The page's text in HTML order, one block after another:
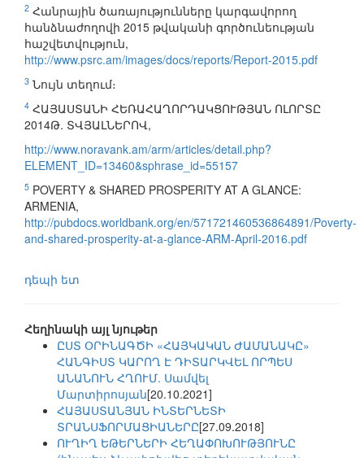
2 Հանրային ծառայությունները կարգավորող
հանձնաժողովի 2015 թվականի գործունեության
հաշվետվություն,
http://www.psrc.am/images/docs/reports/Report-2015.pdf
3 Նույն տեղում։
4 ՀԱՅԱՍՏԱՆԻ ՀԵՌԱՀԱՂՈՐԴԱԿՑՈՒԹՅԱՆ ՈԼՈՐՏԸ
2014Թ. ՏՎՅԱԼՆԵՐՈՎ,
http://www.noravank.am/arm/articles/detail.php?
ELEMENT_ID=13460&sphrase_id=55157
5 POVERTY & SHARED PROSPERITY AT A GLANCE:
ARMENIA,
http://pubdocs.worldbank.org/en/571721460536864891/Poverty-
and-shared-prosperity-at-a-glance-ARM-April-2016.pdf
դեպի ետ
Հեղինակի այլ նյութեր
ԸՍՏ ՕՐԻՆԱԳԾԻ «ՀԱՅԿԱԿԱՆ ԺԱՄԱՆԱԿԸ»
ՀԱՆԳԻՍՏ ԿԱՐՈՂ Է ԴԻՏԱՐԿՎԵԼ ՈՐՊԵՍ
ԱՆԱՆՈՒՆ ՀՂՈՒՄ. Սամվել
Մարտիրոսյան[20.10.2021]
ՀԱՅԱՍՏԱՆՅԱՆ ԻՆՏԵՐՆԵՏԻ
ՏՐԱՆՍՖՈՐՄԱՑԻԱՆԵՐԸ[27.09.2018]
ՈՒՂԻՂ ԵԹԵՐՆԵՐԻ ՀԵՂԱՓՈԽՈՒԹՅՈՒՆԸ